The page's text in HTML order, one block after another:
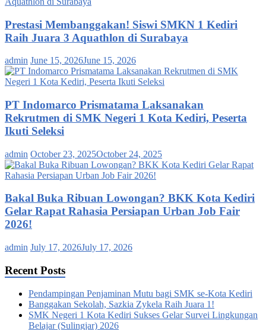
Prestasi Membanggakan! Siswi SMKN 1 Kediri
Raih Juara 3 Aquathlon di Surabaya
admin June 15, 2026June 15, 2026
PT Indomarco Prismatama Laksanakan
Rekrutmen di SMK Negeri 1 Kota Kediri, Peserta
Ikuti Seleksi
admin October 23, 2025October 24, 2025
Bakal Buka Ribuan Lowongan? BKK Kota Kediri
Gelar Rapat Rahasia Persiapan Urban Job Fair
2026!
admin July 17, 2026July 17, 2026
Recent Posts
Pendampingan Penjaminan Mutu bagi SMK se-Kota Kediri
Banggakan Sekolah, Sazkia Zykela Raih Juara 1!
SMK Negeri 1 Kota Kediri Sukses Gelar Survei Lingkungan
Belajar (Sulingjar) 2026